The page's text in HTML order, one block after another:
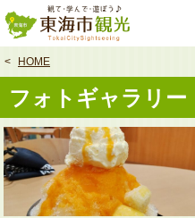
本
文
HOME
フォトギャラリー